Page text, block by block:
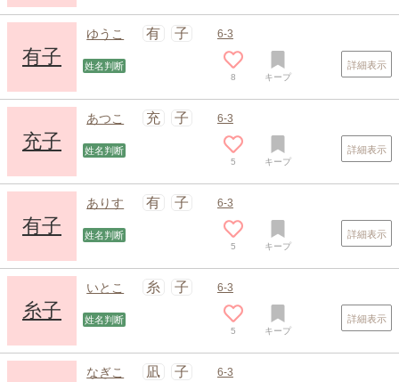
有子
ゆうこ 有 子 6-3
姓名判断
8 キープ
詳細表示
充子
あつこ 充 子 6-3
姓名判断
5 キープ
詳細表示
有子
ありす 有 子 6-3
姓名判断
5 キープ
詳細表示
糸子
いとこ 糸 子 6-3
姓名判断
5 キープ
詳細表示
なぎこ 凪 子 6-3